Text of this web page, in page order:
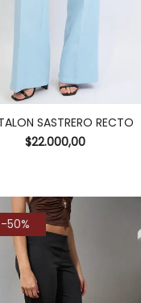
SASTRERO RECTO
$22.000,00
-50%